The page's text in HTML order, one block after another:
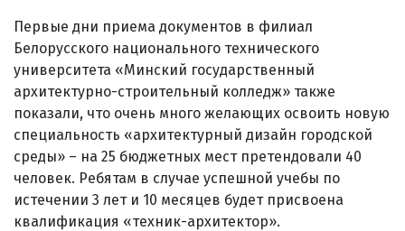
Первые дни приема документов в филиал
Белорусского национального технического
университета «Минский государственный
архитектурно-строительный колледж» также
показали, что очень много желающих освоить новую
специальность «архитектурный дизайн городской
среды» – на 25 бюджетных мест претендовали 40
человек. Ребятам в случае успешной учебы по
истечении 3 лет и 10 месяцев будет присвоена
квалификация «техник-архитектор».